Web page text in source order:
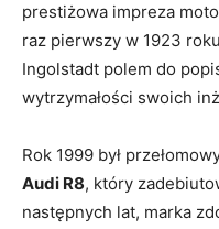
prestiżowa impreza
raz pierwszy w 1923
Ingolstadt polem do
wytrzymałości swoich
Rok 1999 był
Audi R8, który
następnych lat, marka